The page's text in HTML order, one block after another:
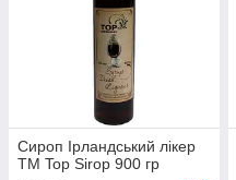
Сироп Ірландський лікер
ТМ Top Sirop 900 гр